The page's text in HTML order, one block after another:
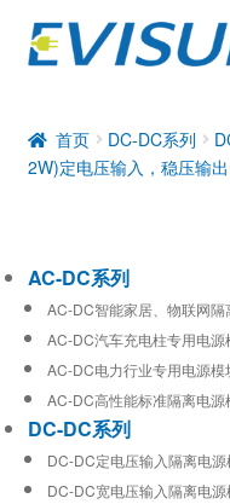
DC-DC系列
工业通信模块
首页 DC-DC系列
2W)定电压输入，稳压输出
AC-DC系列
AC-DC智能家居、物联网隔
AC-DC汽车充电柱专用电源
AC-DC电力行业专用电源模
AC-DC高性能标准隔离电源
DC-DC系列
DC-DC定电压输入隔离电源
DC-DC宽电压输入隔离电源